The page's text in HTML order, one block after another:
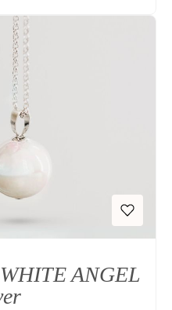
ANGEL